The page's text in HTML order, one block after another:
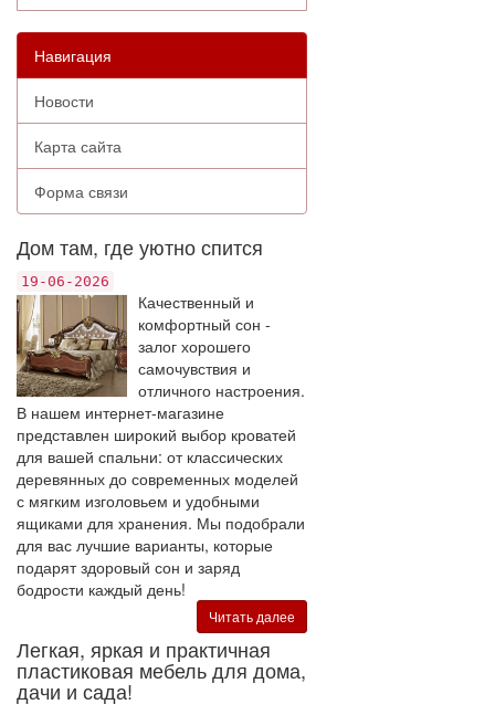
Навигация
Новости
Карта сайта
Форма связи
Дом там, где уютно спится
19-06-2026
Качественный и
комфортный сон -
залог хорошего
самочувствия и
отличного настроения.
В нашем интернет-магазине
представлен широкий выбор кроватей
для вашей спальни: от классических
деревянных до современных моделей
с мягким изголовьем и удобными
ящиками для хранения. Мы подобрали
для вас лучшие варианты, которые
подарят здоровый сон и заряд
бодрости каждый день!
Читать далее
Легкая, яркая и практичная
пластиковая мебель для дома,
дачи и сада!